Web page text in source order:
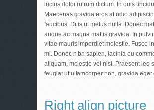
luctus dolor rutrum dictum. In quis
Maecenas gravida eros at odio
faucibus. Duis ut metus nulla. Donec
augue ac magna mattis gravida. In
vitae mauris imperdiet molestie. Fusce
mi. Donec nibh sapien, lacinia eu
aliquam, molestie vel nisl. Praesent leo
feugiat ut ullamcorper non, gravida eget
Right align picture